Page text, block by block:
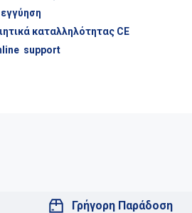
καταλληλότητας CE
support
Γρήγορη Παράδοση